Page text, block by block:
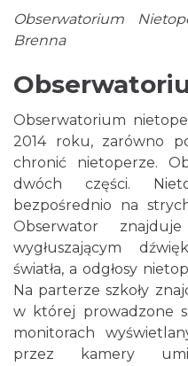
Obserwatorium
Brenna
Obserwatorium
2014 roku, zarówno
chronić nietoperze.
dwóch części.
bezpośrednio na
Obserwator
wygłuszającym
światła, a odgłosy
Na parterze szkoły
w której prowadzone
monitorach
przez kamery